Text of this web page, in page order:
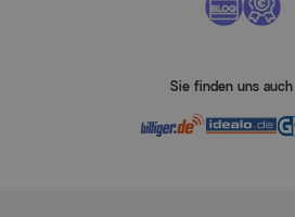
Sie finden uns auch